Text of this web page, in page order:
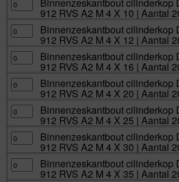
aantal
6
|
200
aantal
A2
M
X
8
|
200
aantal
cilinderkop
DIN
RVS
A2
M
X
10
|
200
aantal
Binnenzeskantbout cilinderkop
912 RVS A2 M 4 X 10 | Aantal
Binnenzeskantbout
cilinderkop
DIN
RVS
A2
M
X
12
|
200
aantal
Binnenzeskantbout cilinderkop
912 RVS A2 M 4 X 12 | Aantal
Binnenzeskantbout
cilinderkop
DIN
RVS
A2
M
X
16
|
200
aantal
Binnenzeskantbout cilinderkop
912 RVS A2 M 4 X 16 | Aantal
Binnenzeskantbout
cilinderkop
DIN
RVS
A2
M
X
20
|
200
aantal
Binnenzeskantbout cilinderkop
912 RVS A2 M 4 X 20 | Aantal
Binnenzeskantbout
cilinderkop
DIN
RVS
A2
M
X
25
|
Binnenzeskantbout cilinderkop
912 RVS A2 M 4 X 25 | Aantal
Binnenzeskantbout
cilinderkop
DIN
RVS
A2
M
Binnenzeskantbout cilinderkop
912 RVS A2 M 4 X 30 | Aantal
Binnenzeskantbout
cilinderkop
DIN
Binnenzeskantbout cilinderkop
912 RVS A2 M 4 X 35 | Aantal